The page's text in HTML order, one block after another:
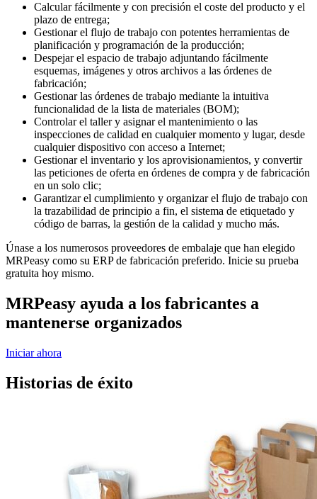
Calcular fácilmente y con precisión el coste del producto y el
plazo de entrega;
Gestionar el flujo de trabajo con potentes herramientas de
planificación y programación de la producción;
Despejar el espacio de trabajo adjuntando fácilmente
esquemas, imágenes y otros archivos a las órdenes de
fabricación;
Gestionar las órdenes de trabajo mediante la intuitiva
funcionalidad de la lista de materiales (BOM);
Controlar el taller y asignar el mantenimiento o las
inspecciones de calidad en cualquier momento y lugar, desde
cualquier dispositivo con acceso a Internet;
Gestionar el inventario y los aprovisionamientos, y convertir
las peticiones de oferta en órdenes de compra y de fabricación
en un solo clic;
Garantizar el cumplimiento y organizar el flujo de trabajo con
la trazabilidad de principio a fin, el sistema de etiquetado y
código de barras, la gestión de la calidad y mucho más.
Únase a los numerosos proveedores de embalaje que han elegido
MRPeasy como su ERP de fabricación preferido. Inicie su prueba
gratuita hoy mismo.
MRPeasy ayuda a los fabricantes a
mantenerse organizados
Iniciar ahora
Historias de éxito